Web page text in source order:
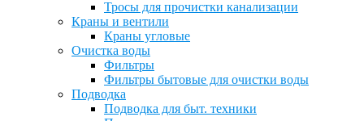
Тросы для прочистки канализации
Краны и вентили
Краны угловые
Очистка воды
Фильтры
Фильтры бытовые для очистки воды
Подводка
Подводка для быт. техники